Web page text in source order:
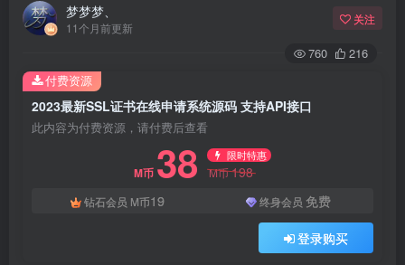
梦梦梦、
11个月前更新
关注
760 216
2023最新SSL证书在线申请系统源码 支持API接口
此内容为付费资源，请付费后查看
M币 38 限时特惠
M币198
钻石会员 M币19 终身会员 免费
登录购买
付费资源